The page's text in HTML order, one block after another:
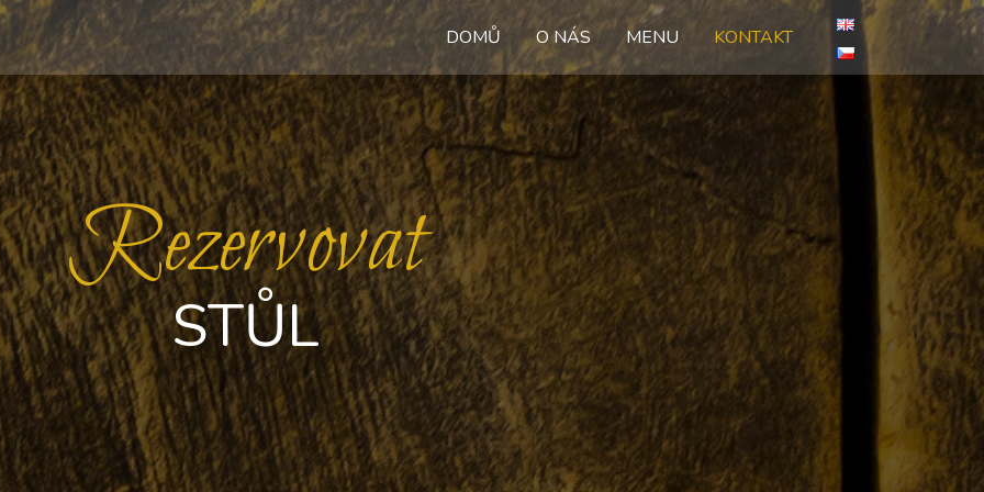
DOMŮ O NÁS MENU KONTAKT
Rezervovat
STŮL